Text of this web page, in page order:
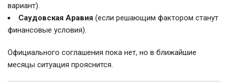
вариант).
Саудовская Аравия (если решающим фактором станут
финансовые условия).
Официального соглашения пока нет, но в ближайшие
месяцы ситуация прояснится.